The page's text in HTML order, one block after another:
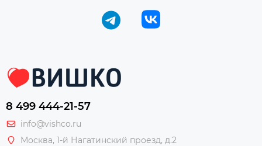
8 499 444-21-57
info@vishco.ru
Москва, 1-й Нагатинский проезд, д.2